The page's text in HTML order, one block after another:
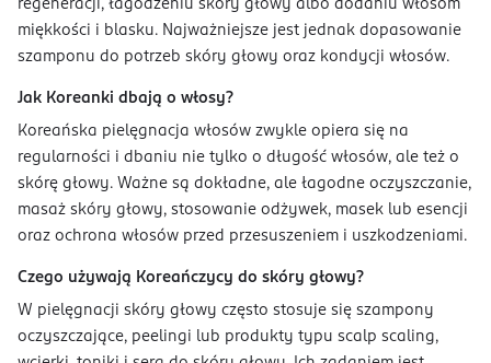
regeneracji, łagodzeniu skóry głowy albo dodaniu włosom
miękkości i blasku. Najważniejsze jest jednak dopasowanie
szamponu do potrzeb skóry głowy oraz kondycji włosów.
Jak Koreanki dbają o włosy?
Koreańska pielęgnacja włosów zwykle opiera się na
regularności i dbaniu nie tylko o długość włosów, ale też o
skórę głowy. Ważne są dokładne, ale łagodne oczyszczanie,
masaż skóry głowy, stosowanie odżywek, masek lub esencji
oraz ochrona włosów przed przesuszeniem i uszkodzeniami.
Czego używają Koreańczycy do skóry głowy?
W pielęgnacji skóry głowy często stosuje się szampony
oczyszczające, peelingi lub produkty typu scalp scaling,